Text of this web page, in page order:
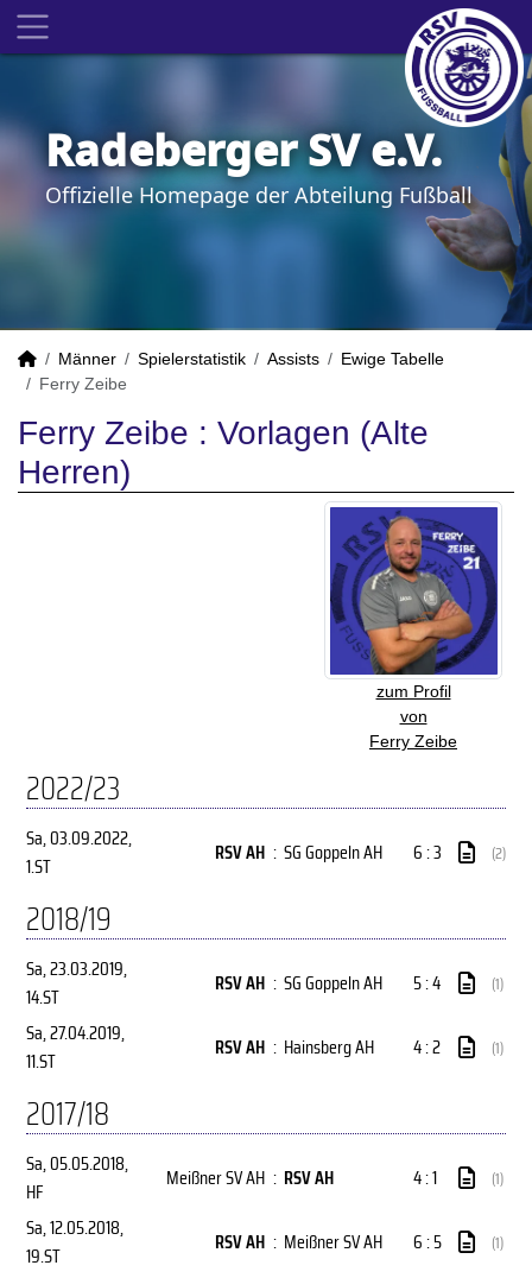
Radeberger SV e.V.
Offizielle Homepage der Abteilung Fußball
Männer Spielerstatistik Assists
Ewige Tabelle
Ferry Zeibe
Ferry Zeibe : Vorlagen (Alte
Herren)
zum Profil
von
Ferry Zeibe
2022/23
Sa, 03.09.2022,
1.ST
RSV AH : SG Goppeln AH 6 : 3 (2)
2018/19
Sa, 23.03.2019,
14.ST
RSV AH : SG Goppeln AH 5 : 4 (1)
Sa, 27.04.2019,
11.ST
RSV AH : Hainsberg AH 4 : 2 (1)
2017/18
Sa, 05.05.2018,
HF
Meißner SV AH : RSV AH 4 : 1 (1)
Sa, 12.05.2018,
19.ST
RSV AH : Meißner SV AH 6 : 5 (1)